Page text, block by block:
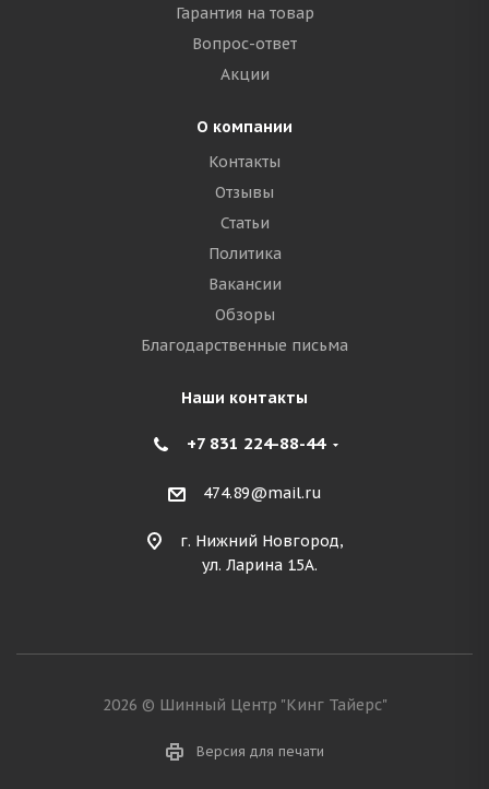
Гарантия на товар
Вопрос-ответ
Акции
О компании
Контакты
Отзывы
Статьи
Политика
Вакансии
Обзоры
Благодарственные письма
Наши контакты
+7 831 224-88-44
474.89@mail.ru
г. Нижний Новгород,
ул. Ларина 15А.
2026 © Шинный Центр "Кинг Тайерс"
Версия для печати